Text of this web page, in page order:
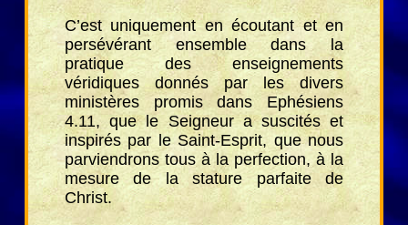
C’est uniquement en écoutant et en
persévérant ensemble dans la
pratique des enseignements
véridiques donnés par les divers
ministères promis dans Ephésiens
4.11, que le Seigneur a suscités et
inspirés par le Saint-Esprit, que nous
parviendrons tous à la perfection, à la
mesure de la stature parfaite de
Christ.